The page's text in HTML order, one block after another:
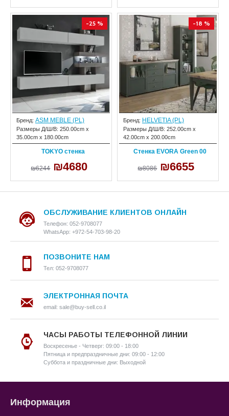
-25 %
Бренд: ASM MEBLE (PL)
Размеры Д/Ш/В: 250.00cm x
35.00cm x 180.00cm
TOKYO стенка
₪6244 ₪4680
-18 %
Бренд: HELVETIA (PL)
Размеры Д/Ш/В: 252.00cm x
42.00cm x 200.00cm
Стенка EVORA Green 00
₪8086 ₪6655
ОБСЛУЖИВАНИЕ КЛИЕНТОВ ОНЛАЙН
Телефон: 052-9708077
WhatsApp: +972-54-703-98-20
ПОЗВОНИТЕ НАМ
Тел: 052-9708077
ЭЛЕКТРОННАЯ ПОЧТА
email: sale@buy-sell.co.il
ЧАСЫ РАБОТЫ ТЕЛЕФОННОЙ ЛИНИИ
Воскресенье - Четверг: 09:00 - 18:00
Пятница и предпраздничные дни: 09:00 - 12:00
Суббота и праздничные дни: Выходной
Информация